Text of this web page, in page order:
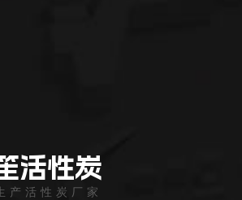
活性炭
产活性炭厂家